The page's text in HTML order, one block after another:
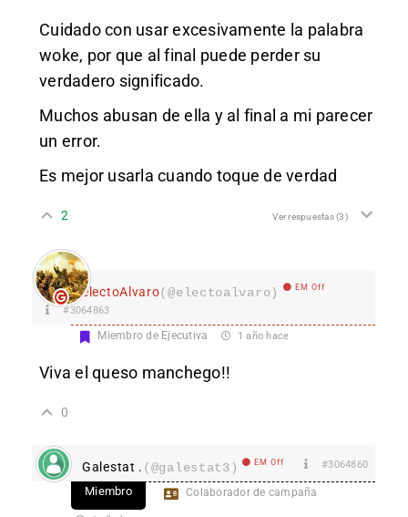
Cuidado con usar excesivamente la palabra
woke, por que al final puede perder su
verdadero significado.
Muchos abusan de ella y al final a mi parecer
un error.
Es mejor usarla cuando toque de verdad
2 Ver respuestas(3)
electoAlvaro(@electoalvaro) EM Off
#3064863
Miembro de Ejecutiva 1 año hace
Viva el queso manchego!!
0
Galestat . (@galestat3) EM Off #3064860
Miembro Colaborador de campaña